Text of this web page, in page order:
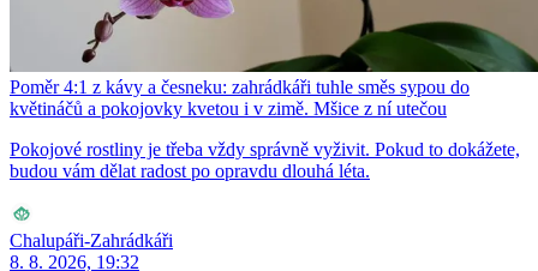
Poměr 4:1 z kávy a česneku: zahrádkáři tuhle směs sypou do
květináčů a pokojovky kvetou i v zimě. Mšice z ní utečou
Pokojové rostliny je třeba vždy správně vyživit. Pokud to dokážete,
budou vám dělat radost po opravdu dlouhá léta.
Chalupáři-Zahrádkáři
8. 8. 2026, 19:32